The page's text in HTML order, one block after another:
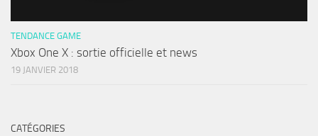
TENDANCE GAME
Xbox One X : sortie officielle et news
19 JANVIER 2018
CATÉGORIES